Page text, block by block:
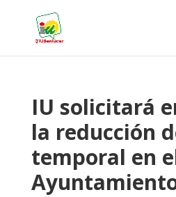
IU solicitará
la reducción
temporal en